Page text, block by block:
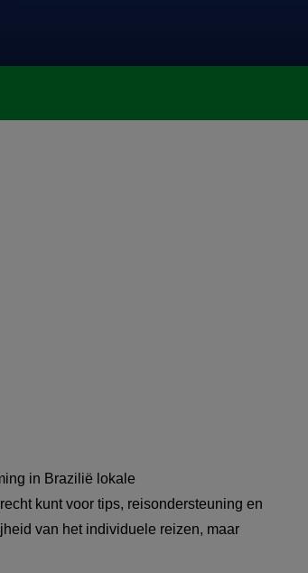
in Brazilië lokale
kunt voor tips, reisondersteuning en
van het individuele reizen, maar